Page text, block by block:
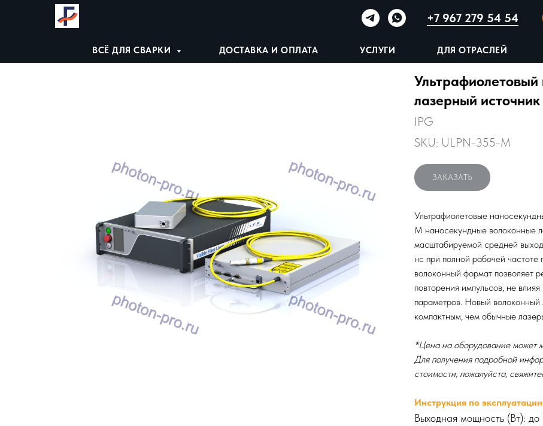
+7 967 279 54 54
ВСЁ ДЛЯ СВАРКИ ДОСТАВКА И ОПЛАТА УСЛУГИ ДЛЯ ОТРАСЛЕЙ
лазерный
IPG
SKU: ULPN-355-M
ЗАКАЗАТЬ
Ультрафиолетовые
M наносекундные волоконные
масштабируемой средней
нс при полной рабочей
волоконный формат позволяет
повторения импульсов, не
параметров. Новый
компактным, чем обычные
*Цена на оборудование может
Для получения подробной
стоимости, пожалуйста,
Инструкция по
Выходная мощность (Вт):